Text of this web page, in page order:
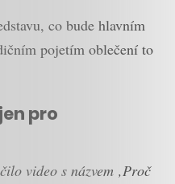
co bude hlavním
pojetím oblečení to
pro
video s názvem ‚Proč